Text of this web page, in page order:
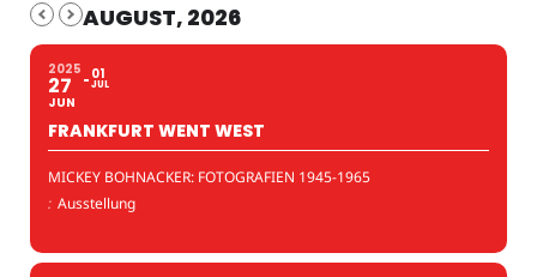
AUGUST, 2026
2025
27
JUN
01
JUL
FRANKFURT WENT WEST
MICKEY BOHNACKER: FOTOGRAFIEN 1945-1965
: Ausstellung